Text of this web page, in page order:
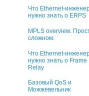
Что Ethernet-
нужно знать о ERPS
MPLS overview.
сложном.
Что Ethernet-
нужно знать о Frame
Relay
Базовый QoS и
Можжевельник